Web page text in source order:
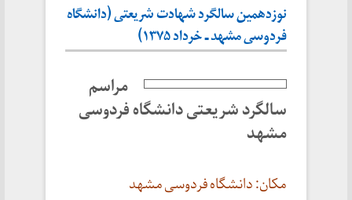
نوزدهمین سالگرد شهادت شریعتی (دانشگاه
فردوسی مشهد ـ خرداد ۱۳۷۵)
مراسم
سالگرد شریعتی دانشگاه فردوسی
مشهد
مکان: دانشگاه فردوسی مشهد